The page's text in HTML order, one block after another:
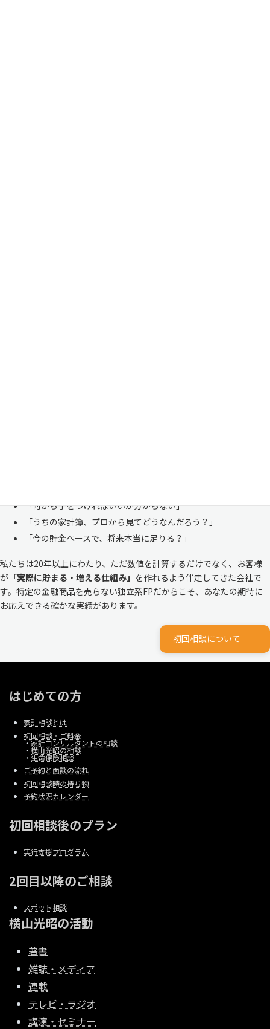
「何から手をつければいいか分からない」
「うちの家計簿、プロから見てどうなんだろう？」
「今の貯金ペースで、将来本当に足りる？」
私たちは20年以上にわたり、ただ数値を計算するだけでなく、お客様
が 「実際に貯まる・増える仕組み」 を作れるよう伴走してきた会社で
す。特定の金融商品を売らない独立系FPだからこそ、あなたの期待に
お応えできる確かな実績があります。
初回相談について
はじめての方
家計相談とは
初回相談・ご料金
・家計コンサルタントの相談
・ 横山光昭の相談
・ 生命保険相談
ご予約と面談の流れ
初回相談時の持ち物
予約状況カレンダー
初回相談後のプラン
実行支援プログラム
2回目以降のご相談
スポット相談
横山光昭の活動
著書
雑誌・メディア
連載
テレビ・ラジオ
講演・セミナー